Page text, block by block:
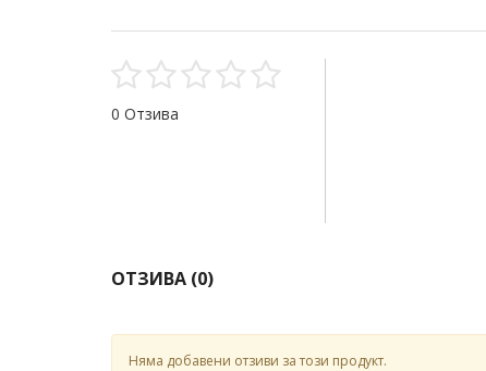
0 Отзива
ОТЗИВА (0)
Няма добавени отзиви за този продукт.